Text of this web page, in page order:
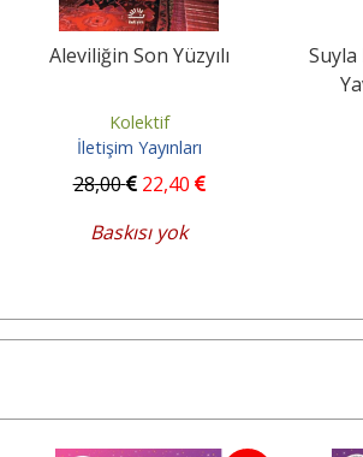
Aleviliğin Son Yüzyılı
Kolektif
İletişim Yayınları
28,00 22,40
Baskısı yok
Suyla